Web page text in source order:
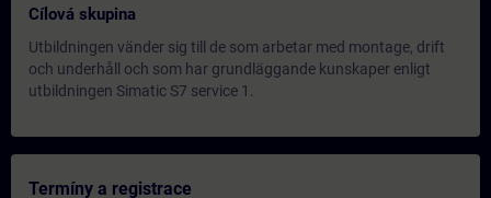
Cílová skupina
Utbildningen vänder sig till de som arbetar med montage, drift
och underhåll och som har grundläggande kunskaper enligt
utbildningen Simatic S7 service 1.
Termíny a registrace